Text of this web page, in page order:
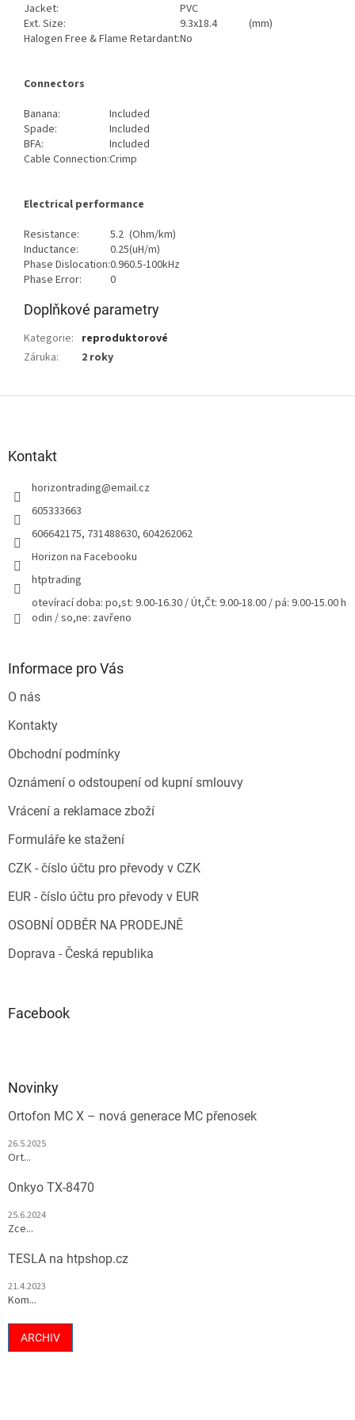
Jacket:
PVC
Ext. Size:
9.3x18.4
(mm)
Halogen Free & Flame Retardant:No
Connectors
Banana:
Included
Spade:
Included
BFA:
Included
Cable Connection:Crimp
Electrical performance
Resistance:
5.2 (Ohm/km)
Inductance:
0.25(uH/m)
Phase Dislocation:0.960.5-100kHz
Phase Error:
0
Doplňkové parametry
Kategorie: reproduktorové
Záruka: 2 roky
Kontakt
horizontrading@email.cz
605333663
606642175, 731488630, 604262062
Horizon na Facebooku
htptrading
otevírací doba: po,st: 9.00-16.30 / Út,Čt: 9.00-18.00 / pá: 9.00-15.00 h
odin / so,ne: zavřeno
Informace pro Vás
O nás
Kontakty
Obchodní podmínky
Oznámení o odstoupení od kupní smlouvy
Vrácení a reklamace zboží
Formuláře ke stažení
CZK - číslo účtu pro převody v CZK
EUR - číslo účtu pro převody v EUR
OSOBNÍ ODBĚR NA PRODEJNĚ
Doprava - Česká republika
Facebook
Novinky
Ortofon MC X – nová generace MC přenosek
26.5.2025
Ort...
Onkyo TX-8470
25.6.2024
Zce...
TESLA na htpshop.cz
21.4.2023
Kom...
ARCHIV